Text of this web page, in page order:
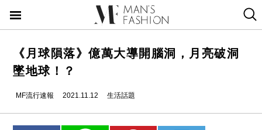
《月球隕落》億萬大導開腦洞，月亮破洞
墜地球！？
MF流行速報 2021.11.12 生活話題